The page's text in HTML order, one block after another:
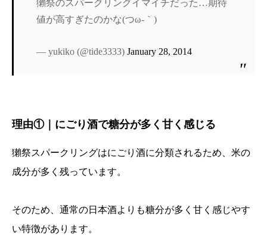
獺祭のスパークリングイマイチだった…期待
値が高すぎたのかな(つω-｀)
— yukiko (@tide3333)January 28, 2014
理由①｜にごり酒で糖分が多く甘く感じる
獺祭スパークリングはにごり酒に分類されるため、米の
成分が多く残っています。
そのため、通常の日本酒よりも糖分が多く甘く感じやす
い特徴があります。